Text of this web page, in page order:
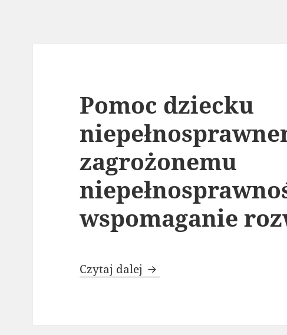
Pomoc dziecku
zagrożonemu
wspomaganie
Czytaj dalej Pomoc dziecku